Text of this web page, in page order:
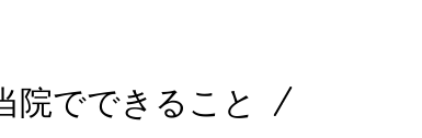
院でできること